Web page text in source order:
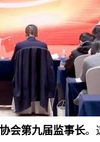
会第九届监事长。